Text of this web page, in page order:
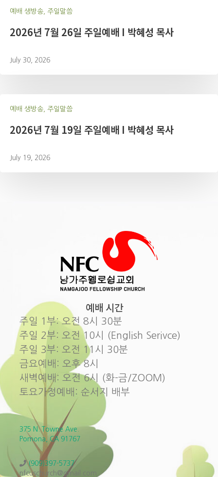
예배 생방송, 주일말씀
2026년 7월 26일 주일예배 I 박혜성 목사
July 30, 2026
예배 생방송, 주일말씀
2026년 7월 19일 주일예배 I 박혜성 목사
July 19, 2026
예배 시간
주일 1부: 오전 8시 30분
주일 2부: 오전 10시 (English Serivce)
주일 3부: 오전 11시 30분
금요예배: 오후 8시
새벽예배: 오전 6시 (화-금/ZOOM)
토요가정예배: 순서지 배부
375 N. Towne Ave.
Pomona, CA 91767
(909)397-5737
nfcuschurch@gmail.com